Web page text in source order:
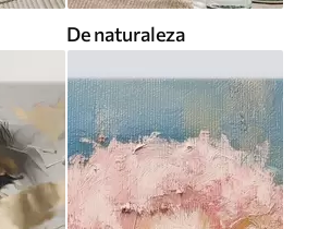
De naturaleza